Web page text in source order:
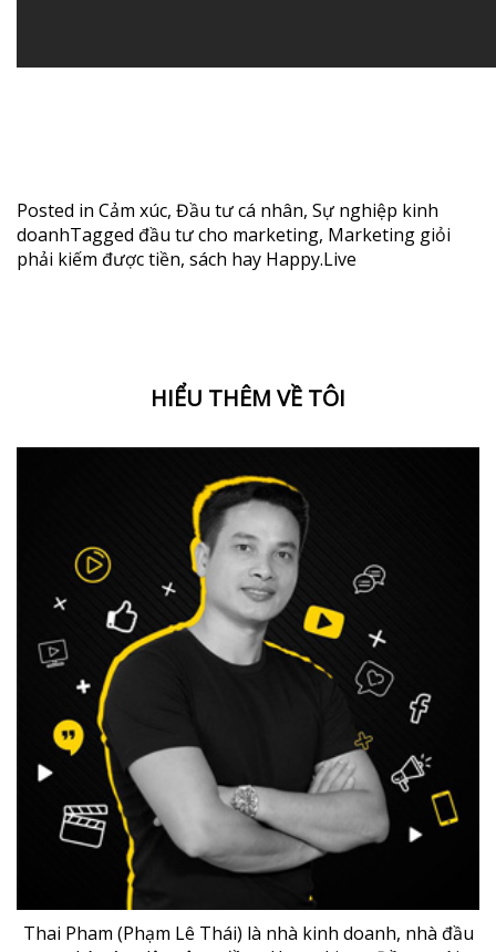
Posted in Cảm xúc, Đầu tư cá nhân, Sự nghiệp kinh
doanhTagged đầu tư cho marketing, Marketing giỏi
phải kiếm được tiền, sách hay Happy.Live
HIỂU THÊM VỀ TÔI
Thai Pham (Phạm Lê Thái) là nhà kinh doanh, nhà đầu